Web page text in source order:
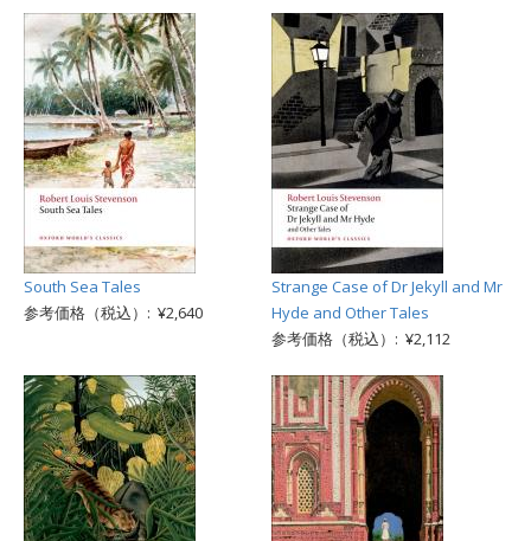
South Sea Tales
参考価格（税込）: ¥2,640
Strange Case of Dr Jekyll and Mr
Hyde and Other Tales
参考価格（税込）: ¥2,112